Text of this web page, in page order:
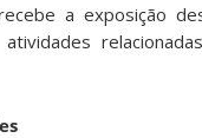
a exposição